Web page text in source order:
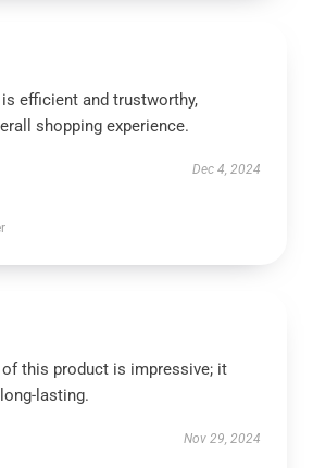
efficient and trustworthy,
shopping experience.
Dec 4, 2024
this product is impressive; it
lasting.
Nov 29, 2024